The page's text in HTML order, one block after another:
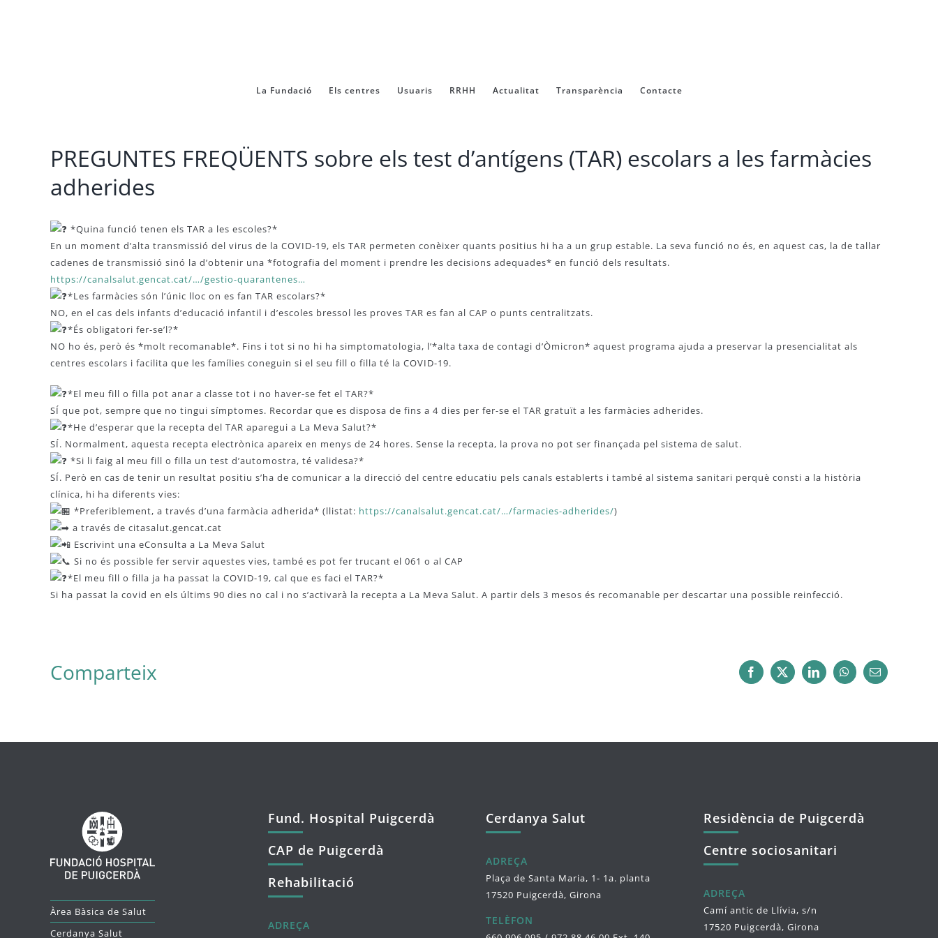
La Fundació Els centres Usuaris RRHH Actualitat Transparència Contacte
PREGUNTES FREQÜENTS sobre els test d’antígens (TAR) escolars a les farmàcies
adherides
*Quina funció tenen els TAR a les escoles?*
En un moment d’alta transmissió del virus de la COVID-19, els TAR permeten conèixer quants positius hi ha a un grup estable. La seva funció no és, en aquest cas, la de tallar
cadenes de transmissió sinó la d’obtenir una *fotografia del moment i prendre les decisions adequades* en funció dels resultats.
https://canalsalut.gencat.cat/…/gestio-quarantenes…
*Les farmàcies són l’únic lloc on es fan TAR escolars?*
NO, en el cas dels infants d’educació infantil i d’escoles bressol les proves TAR es fan al CAP o punts centralitzats.
*És obligatori fer-se’l?*
NO ho és, però és *molt recomanable*. Fins i tot si no hi ha simptomatologia, l’*alta taxa de contagi d’Òmicron* aquest programa ajuda a preservar la presencialitat als
centres escolars i facilita que les famílies coneguin si el seu fill o filla té la COVID-19.
*El meu fill o filla pot anar a classe tot i no haver-se fet el TAR?*
SÍ que pot, sempre que no tingui símptomes. Recordar que es disposa de fins a 4 dies per fer-se el TAR gratuït a les farmàcies adherides.
*He d’esperar que la recepta del TAR aparegui a La Meva Salut?*
SÍ. Normalment, aquesta recepta electrònica apareix en menys de 24 hores. Sense la recepta, la prova no pot ser finançada pel sistema de salut.
*Si li faig al meu fill o filla un test d’automostra, té validesa?*
SÍ. Però en cas de tenir un resultat positiu s’ha de comunicar a la direcció del centre educatiu pels canals establerts i també al sistema sanitari perquè consti a la història
clínica, hi ha diferents vies:
*Preferiblement, a través d’una farmàcia adherida* (llistat: https://canalsalut.gencat.cat/…/farmacies-adherides/)
a través de citasalut.gencat.cat
Escrivint una eConsulta a La Meva Salut
Si no és possible fer servir aquestes vies, també es pot fer trucant el 061 o al CAP
*El meu fill o filla ja ha passat la COVID-19, cal que es faci el TAR?*
Si ha passat la covid en els últims 90 dies no cal i no s’activarà la recepta a La Meva Salut. A partir dels 3 mesos és recomanable per descartar una possible reinfecció.
Comparteix Facebook
X LinkedInWhatsApp
Email:
Àrea Bàsica de Salut
Cerdanya Salut
Fund. Hospital Puigcerdà
CAP de Puigcerdà
Rehabilitació
ADREÇA
Cerdanya Salut
ADREÇA
Plaça de Santa Maria, 1- 1a. planta
17520 Puigcerdà, Girona
TELÈFON
Residència de Puigcerdà
Centre sociosanitari
ADREÇA
Camí antic de Llívia, s/n
17520 Puigcerdà, Girona